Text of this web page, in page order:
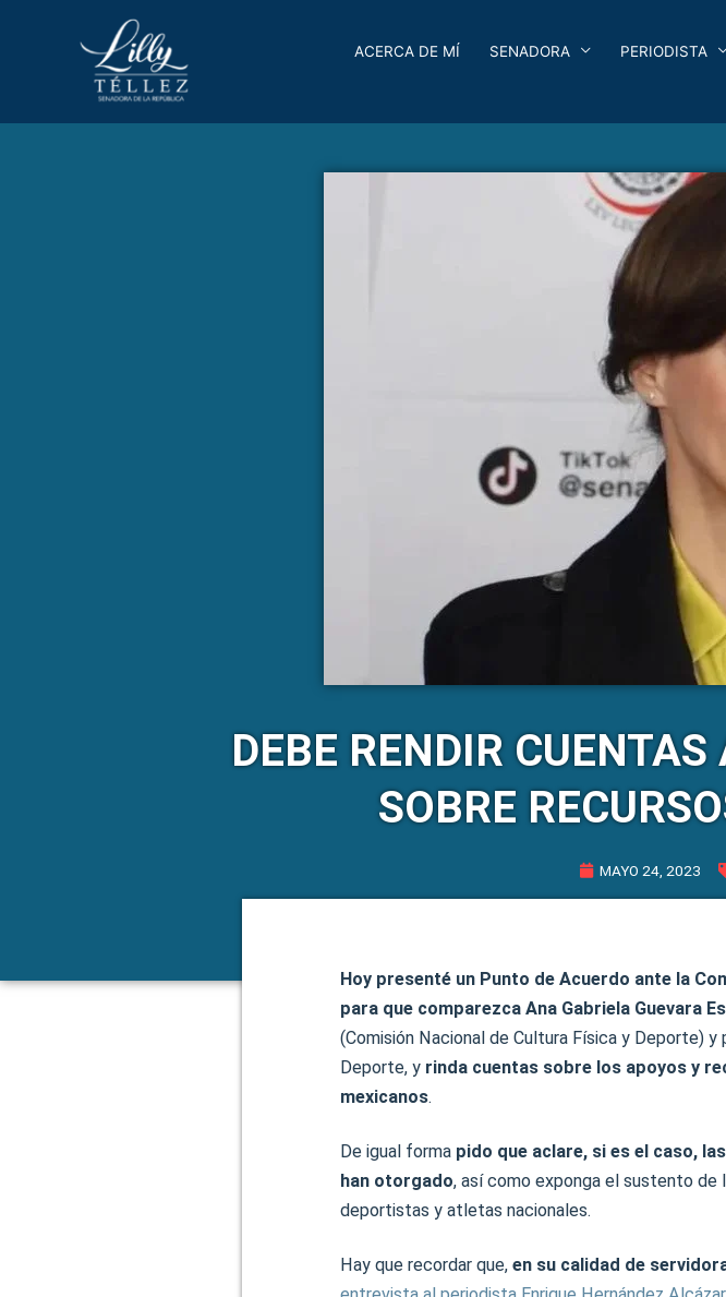
ACERCA DE MÍ SENADORA PERIODISTA
DEBE RENDIR
SOBRE
MAYO 24, 2023
Hoy presenté un Punto de Acuerdo ante la
para que comparezca Ana Gabriela Guevara
(Comisión Nacional de Cultura Física y Deporte)
Deporte, y rinda cuentas sobre los apoyos y
mexicanos.
De igual forma pido que aclare, si es el caso,
han otorgado, así como exponga el sustento de
deportistas y atletas nacionales.
Hay que recordar que, en su calidad de